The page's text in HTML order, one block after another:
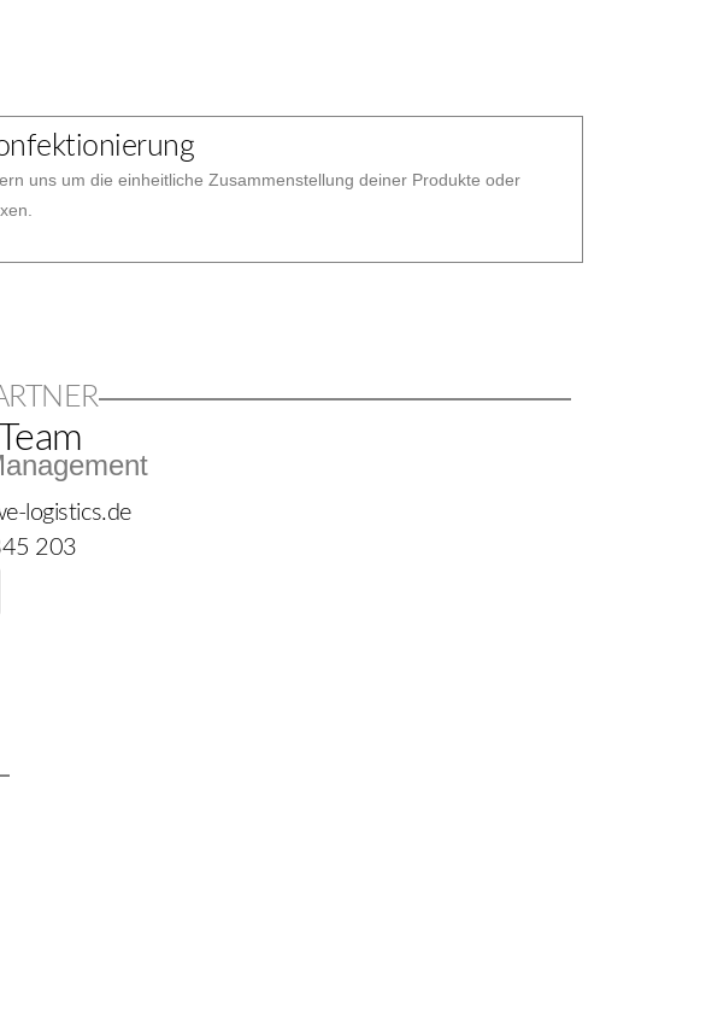
uns um die einheitliche Zusammenstellung deiner Produkte oder
logistics.de
203